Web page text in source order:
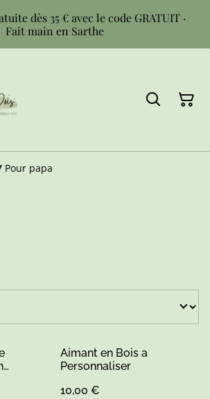
dès 35 € avec le code GRATUIT ·
Fait main en Sarthe
Pour papa
Aimant en Bois a
Personnaliser
10,00 €